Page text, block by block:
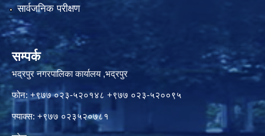
सार्वजनिक परीक्षण
सम्पर्क
भद्रपुर नगरपालिका कार्यालय ,भद्रपुर
फोन: +९७७ ०२३-५२०१४८ +९७७ ०२३-५२००९५
फ्याक्स: +९७७ ०२३५२०७८१